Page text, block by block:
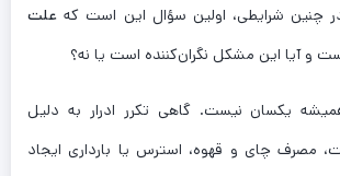
چنین شرایطی، اولین سؤال این است که علت
و آیا این مشکل نگران‌کننده است یا نه؟
یکسان نیست. گاهی تکرر ادرار به دلیل
مصرف چای و قهوه، استرس یا بارداری ایجاد